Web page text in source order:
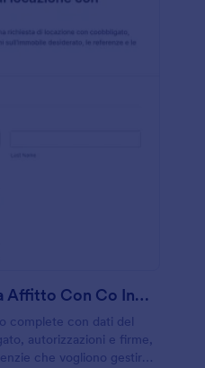
Modulo Di Richiesta Affitto Con Co Interessato E Firme
complete con dati del
autorizzazioni e firme,
che vogliono gestire